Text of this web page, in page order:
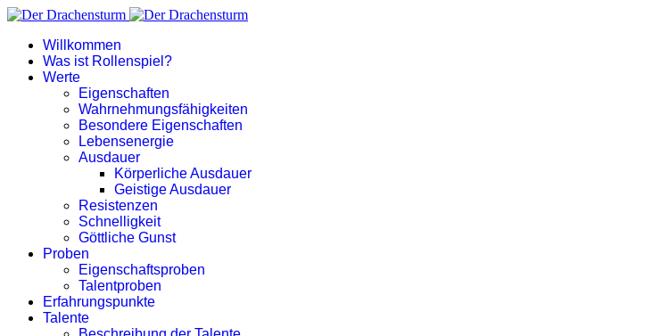
Willkommen
Was ist Rollenspiel?
Werte
Eigenschaften
Wahrnehmungsfähigkeiten
Besondere Eigenschaften
Lebensenergie
Ausdauer
Körperliche Ausdauer
Geistige Ausdauer
Resistenzen
Schnelligkeit
Göttliche Gunst
Proben
Eigenschaftsproben
Talentproben
Erfahrungspunkte
Talente